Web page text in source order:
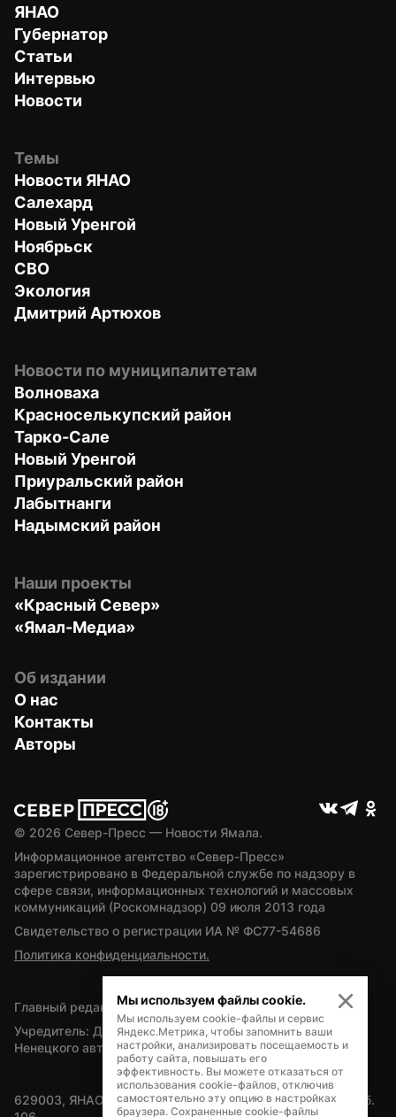
ЯНАО
Губернатор
Статьи
Интервью
Новости
Темы
Новости ЯНАО
Салехард
Новый Уренгой
Ноябрьск
СВО
Экология
Дмитрий Артюхов
Новости по муниципалитетам
Волноваха
Красноселькупский район
Тарко-Сале
Новый Уренгой
Приуральский район
Лабытнанги
Надымский район
Наши проекты
«Красный Север»
«Ямал-Медиа»
Об издании
О нас
Контакты
Авторы
© 2026 Север-Пресс — Новости Ямала.
Информационное агентство «Север-Пресс»
зарегистрировано в Федеральной службе по надзору в
сфере связи, информационных технологий и массовых
коммуникаций (Роскомнадзор) 09 июля 2013 года
Свидетельство о регистрации ИА № ФС77-54686
Политика конфиденциальности.
Главный редактор — А.Л. Поздеев
Учредитель: Департамент внутренней политики Ямало-
Ненецкого автономного округа
629003, ЯНАО, Салехард, мкр. Богдана Кнунянца, д.1, каб.
Мы используем файлы cookie.
Мы используем cookie-файлы и сервис
Яндекс.Метрика, чтобы запомнить ваши
настройки, анализировать посещаемость и
работу сайта, повышать его
эффективность. Вы можете отказаться от
использования cookie-файлов, отключив
самостоятельно эту опцию в настройках
браузера. Сохраненные cookie-файлы